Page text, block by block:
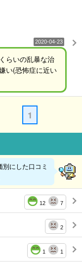
2020-04-23
らいの乱暴な治
い(恐怖症に近い
1
別にした口コミ
12 7
2
1 1